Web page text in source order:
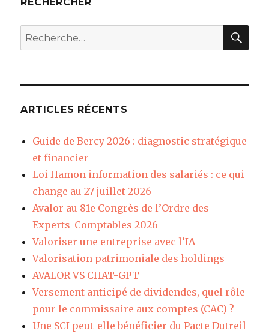
RECHERCHER
Recherche
pour
ARTICLES RÉCENTS
Guide de Bercy 2026 : diagnostic stratégique
et financier
Loi Hamon information des salariés : ce qui
change au 27 juillet 2026
Avalor au 81e Congrès de l’Ordre des
Experts-Comptables 2026
Valoriser une entreprise avec l’IA
Valorisation patrimoniale des holdings
AVALOR VS CHAT-GPT
Versement anticipé de dividendes, quel rôle
pour le commissaire aux comptes (CAC) ?
Une SCI peut-elle bénéficier du Pacte Dutreil